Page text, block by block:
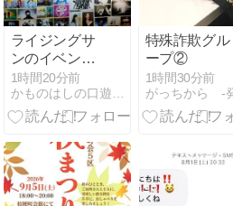
ライジングサ
ンのイベント
を見に行って
きた
1時間20分前
特殊詐欺グル
ープ②
1時間30分前